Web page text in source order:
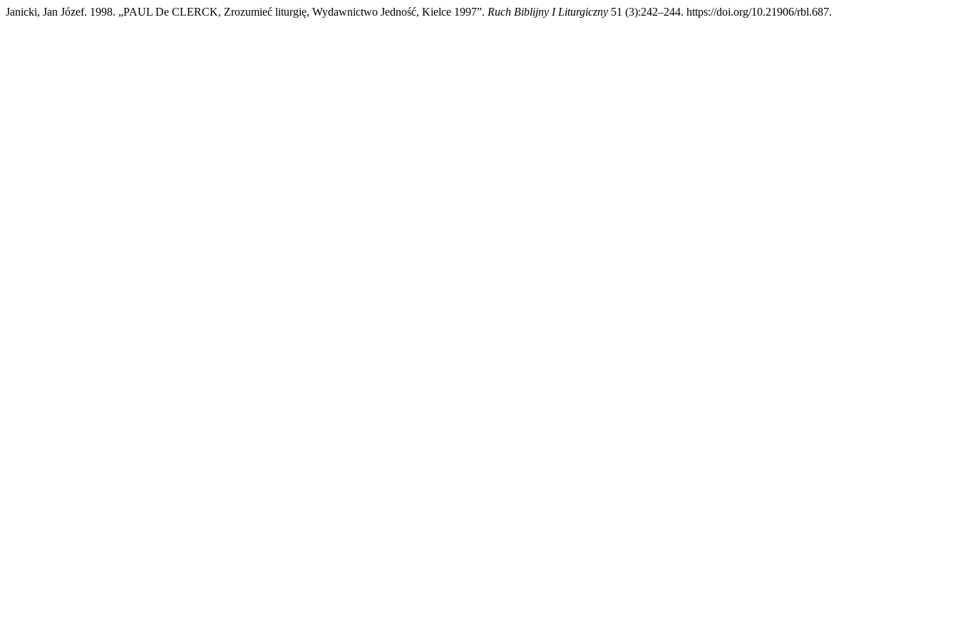
Janicki, Jan Józef. 1998. „PAUL De CLERCK, Zrozumieć liturgię, Wydawnictwo Jedność, Kielce 1997”. Ruch Biblijny I Liturgiczny 51 (3):242–244. https://doi.org/10.21906/rbl.687.